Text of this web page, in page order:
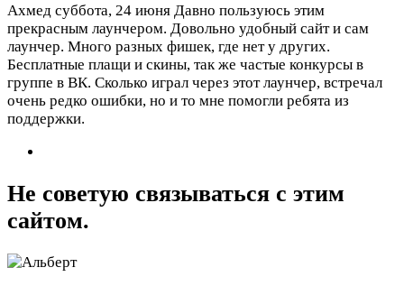
Ахмед суббота, 24 июня Давно пользуюсь этим
прекрасным лаунчером. Довольно удобный сайт и сам
лаунчер. Много разных фишек, где нет у других.
Бесплатные плащи и скины, так же частые конкурсы в
группе в ВК. Сколько играл через этот лаунчер, встречал
очень редко ошибки, но и то мне помогли ребята из
поддержки.
Не советую связываться с этим
сайтом.